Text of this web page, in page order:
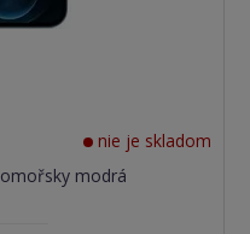
nie je skladom
modrá